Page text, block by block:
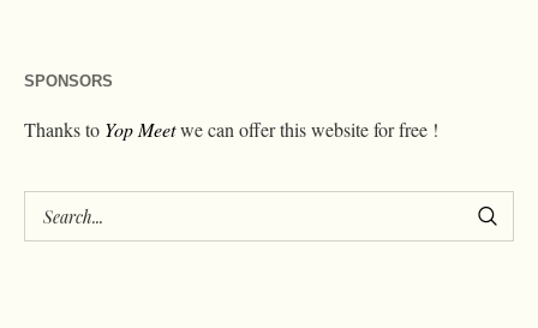
SPONSORS
Thanks to Yop Meetwe can offer this website for free !